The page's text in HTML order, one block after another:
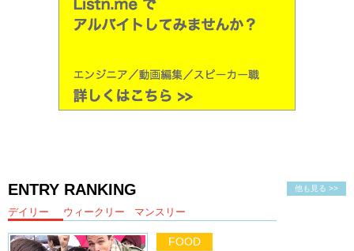
他も見る >>
ENTRY RANKING
デイリー ウィークリー マンスリー
FOOD